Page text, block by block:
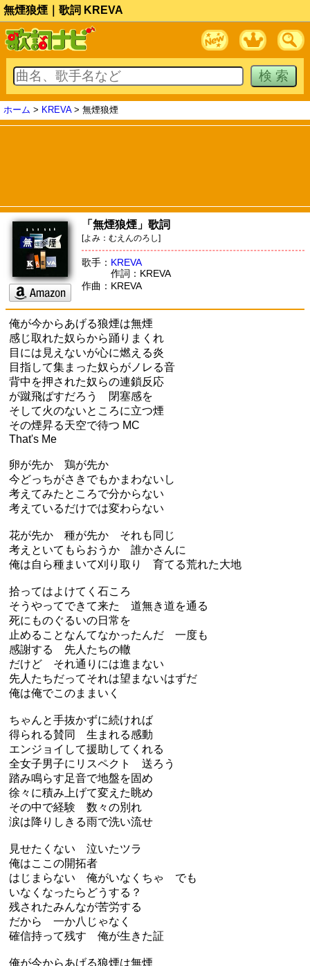
無煙狼煙｜歌詞 KREVA
ホーム > KREVA> 無煙狼煙
「無煙狼煙」歌詞
[よみ：むえんのろし]
歌手： KREVA
作詞：KREVA
作曲：KREVA
俺が今からあげる狼煙は無煙
感じ取れた奴らから踊りまくれ
目には見えないが心に燃える炎
目指して集まった奴らがノレる音
背中を押された奴らの連鎖反応
が蹴飛ばすだろう 閉塞感を
そして火のないところに立つ煙
その煙昇る天空で待つ MC
That's Me
卵が先か 鶏が先か
今どっちがさきでもかまわないし
考えてみたところで分からない
考えているだけでは変わらない
花が先か 種が先か それも同じ
考えといてもらおうか 誰かさんに
俺は自ら種まいて刈り取り 育てる荒れた大地
拾ってはよけてく石ころ
そうやってできて来た 道無き道を通る
死にものぐるいの日常を
止めることなんてなかったんだ 一度も
感謝する 先人たちの轍
だけど それ通りには進まない
先人たちだってそれは望まないはずだ
俺は俺でこのままいく
ちゃんと手抜かずに続ければ
得られる賛同 生まれる感動
エンジョイして援助してくれる
全女子男子にリスペクト 送ろう
踏み鳴らす足音で地盤を固め
徐々に積み上げて変えた眺め
その中で経験 数々の別れ
涙は降りしきる雨で洗い流せ
見せたくない 泣いたツラ
俺はここの開拓者
はじまらない 俺がいなくちゃ でも
いなくなったらどうする？
残されたみんなが苦労する
だから 一か八じゃなく
確信持って残す 俺が生きた証
俺が今からあげる狼煙は無煙